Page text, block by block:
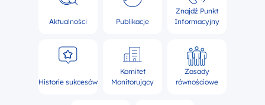
Aktualności Publikacje
Znajdź Punkt
Informacyjny
Historie sukcesów
Komitet
Monitorujący
Zasady
równościowe